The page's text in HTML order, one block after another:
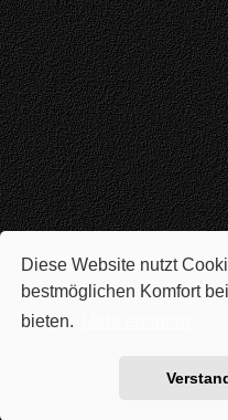
Diese Website nutzt
bestmöglichen Komfort
bieten.